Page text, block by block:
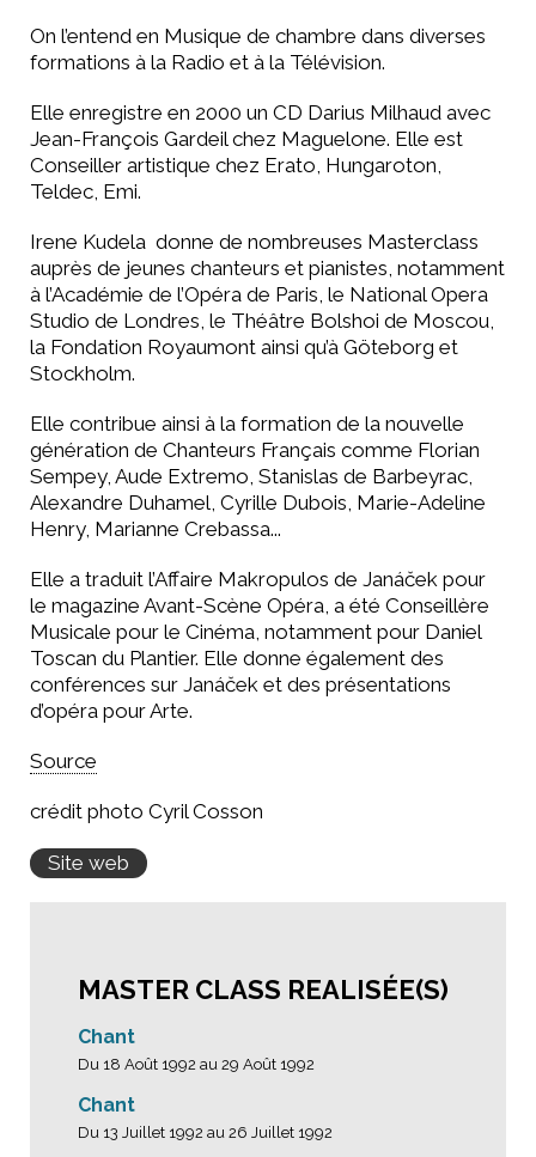
On l’entend en Musique de chambre dans diverses
formations à la Radio et à la Télévision.
Elle enregistre en 2000 un CD Darius Milhaud avec
Jean-François Gardeil chez Maguelone. Elle est
Conseiller artistique chez Erato, Hungaroton,
Teldec, Emi.
Irene Kudela donne de nombreuses Masterclass
auprès de jeunes chanteurs et pianistes, notamment
à l’Académie de l’Opéra de Paris, le National Opera
Studio de Londres, le Théâtre Bolshoi de Moscou,
la Fondation Royaumont ainsi qu’à Göteborg et
Stockholm.
Elle contribue ainsi à la formation de la nouvelle
génération de Chanteurs Français comme Florian
Sempey, Aude Extremo, Stanislas de Barbeyrac,
Alexandre Duhamel, Cyrille Dubois, Marie-Adeline
Henry, Marianne Crebassa...
Elle a traduit l’Affaire Makropulos de Janáček pour
le magazine Avant-Scène Opéra, a été Conseillère
Musicale pour le Cinéma, notamment pour Daniel
Toscan du Plantier. Elle donne également des
conférences sur Janáček et des présentations
d’opéra pour Arte.
Source
crédit photo Cyril Cosson
Site web
MASTER CLASS REALISÉE(S)
Chant
Du 18 Août 1992 au 29 Août 1992
Chant
Du 13 Juillet 1992 au 26 Juillet 1992